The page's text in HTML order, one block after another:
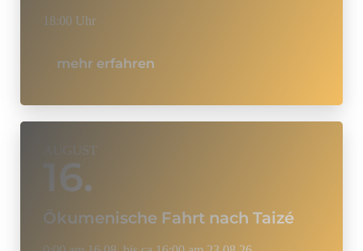
18:00 Uhr
mehr erfahren
AUGUST
16.
Ökumenische Fahrt nach Taizé